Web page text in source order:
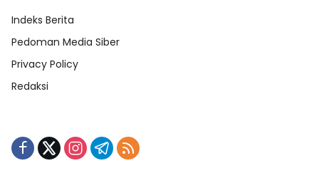
Indeks Berita
Pedoman Media Siber
Privacy Policy
Redaksi